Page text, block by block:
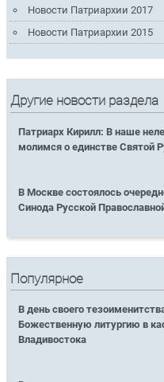
Новости Патриархии 2017
Новости Патриархии 2015
Другие новости раздела
Патриарх Кирилл: В наше
молимся о единстве Святой
В Москве состоялось
Синода Русской
Популярное
В день своего
Божественную литургию в
Владивостока